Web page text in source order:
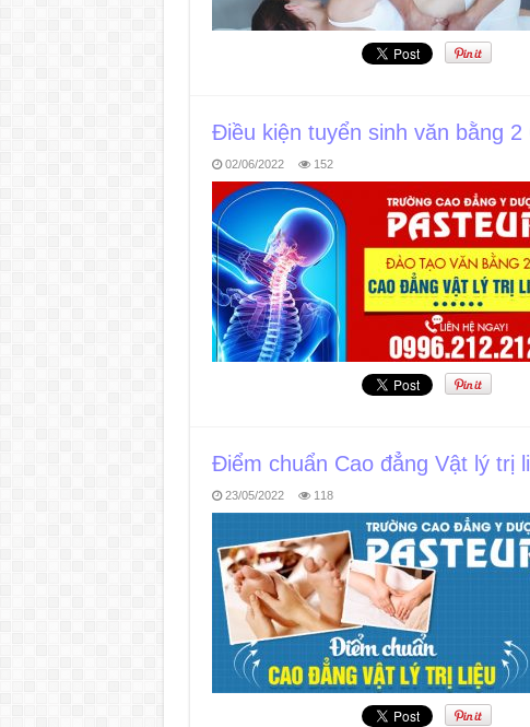
Điều kiện tuyển sinh văn bằng
02/06/2022 152
Điểm chuẩn Cao đẳng Vật lý trị
23/05/2022 118